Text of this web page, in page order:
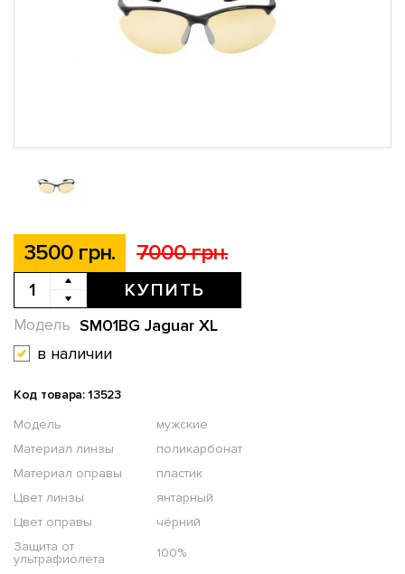
3500 грн. 7000 грн.
КУПИТЬ
SM01BG Jaguar XL
Модель
в наличии
Код товара: 13523
Модель
мужские
Материал линзы
поликарбонат
Материал оправы
пластик
Цвет линзы
янтарный
Цвет оправы
чёрний
Защита от
ультрафиолета
100%